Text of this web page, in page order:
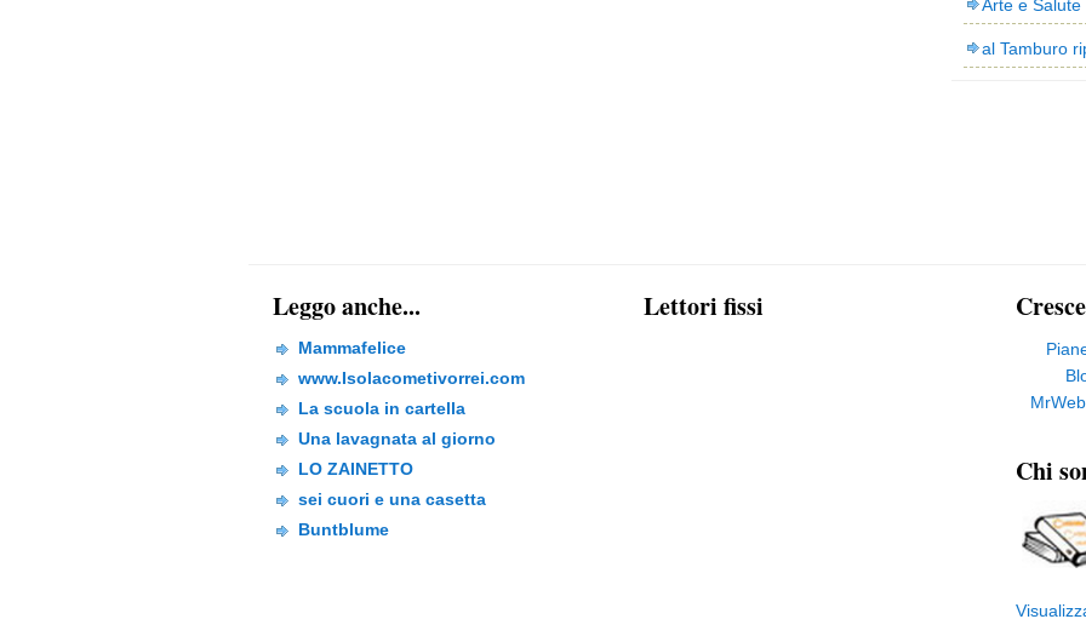
Arte e Salute
al Tamburo
Leggo anche...
Mammafelice
www.Isolacometivorrei.com
La scuola in cartella
Una lavagnata al giorno
LO ZAINETTO
sei cuori e una casetta
Buntblume
Lettori fissi
Chi